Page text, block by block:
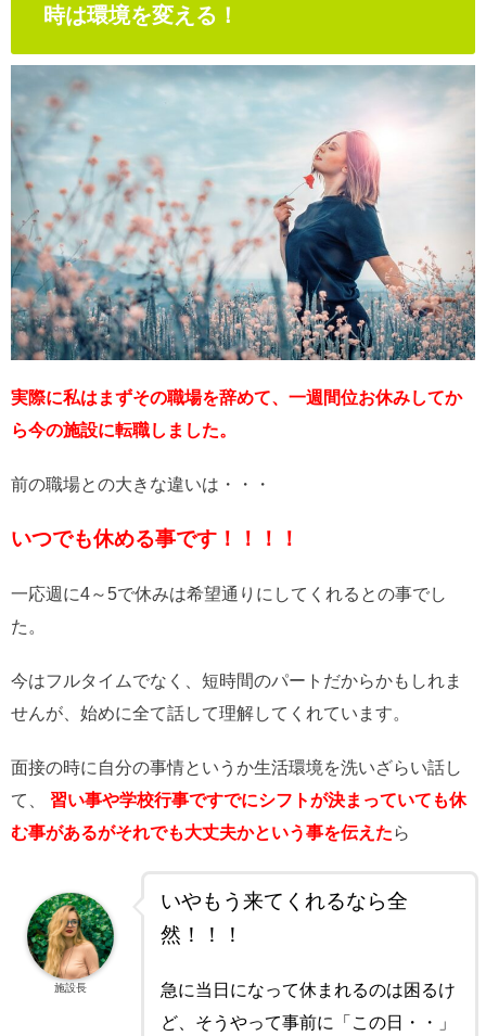
時は環境を変える！
実際に私はまずその職場を辞めて、一週間位お休みしてか
ら今の施設に転職しました。
前の職場との大きな違いは・・・
いつでも休める事です！！！！
一応週に4～5で休みは希望通りにしてくれるとの事でし
た。
今はフルタイムでなく、短時間のパートだからかもしれま
せんが、始めに全て話して理解してくれています。
面接の時に自分の事情というか生活環境を洗いざらい話し
て、
習い事や学校行事ですでにシフトが決まっていても休
む事があるがそれでも大丈夫かという事を伝えたら
いやもう来てくれるなら全
然！！！
急に当日になって休まれるのは困るけ
ど、そうやって事前に「この日・・」
施設長